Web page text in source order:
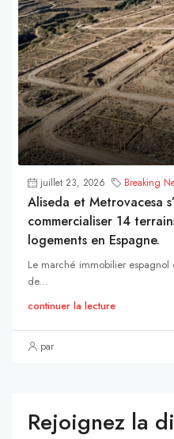
juillet 23, 2026 Breaking
Aliseda et Metrovacesa
commercialiser 14
logements en Espagne.
Le marché immobilier espagnol
de...
continuer la lecture
par
Rejoignez la